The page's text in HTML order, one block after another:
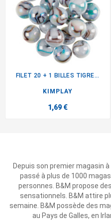
FILET 20 + 1 BILLES TIGRE...
KIMPLAY
1,69 €
Depuis son premier magasin
passé à plus de 1000
personnes. B&M propose
sensationnels. B&M attire
semaine. B&M possède des
au Pays de Galles, en